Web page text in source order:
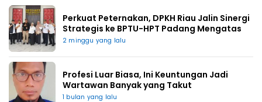
Perkuat Peternakan, DPKH Riau Jalin Sinergi
Strategis ke BPTU-HPT Padang Mengatas
2 minggu yang lalu
Profesi Luar Biasa, Ini Keuntungan Jadi
Wartawan Banyak yang Takut
1 bulan yang lalu